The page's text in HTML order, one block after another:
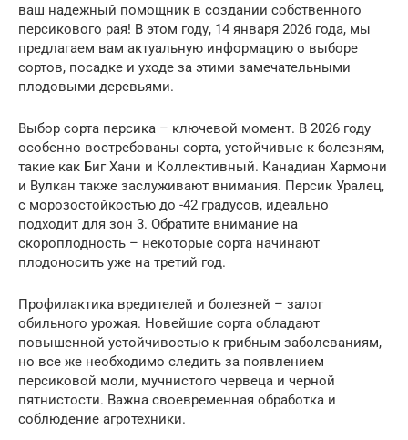
ваш надежный помощник в создании собственного
персикового рая! В этом году, 14 января 2026 года, мы
предлагаем вам актуальную информацию о выборе
сортов, посадке и уходе за этими замечательными
плодовыми деревьями.
Выбор сорта персика – ключевой момент. В 2026 году
особенно востребованы сорта, устойчивые к болезням,
такие как Биг Хани и Коллективный. Канадиан Хармони
и Вулкан также заслуживают внимания. Персик Уралец,
с морозостойкостью до -42 градусов, идеально
подходит для зон 3. Обратите внимание на
скороплодность – некоторые сорта начинают
плодоносить уже на третий год.
Профилактика вредителей и болезней – залог
обильного урожая. Новейшие сорта обладают
повышенной устойчивостью к грибным заболеваниям,
но все же необходимо следить за появлением
персиковой моли, мучнистого червеца и черной
пятнистости. Важна своевременная обработка и
соблюдение агротехники.